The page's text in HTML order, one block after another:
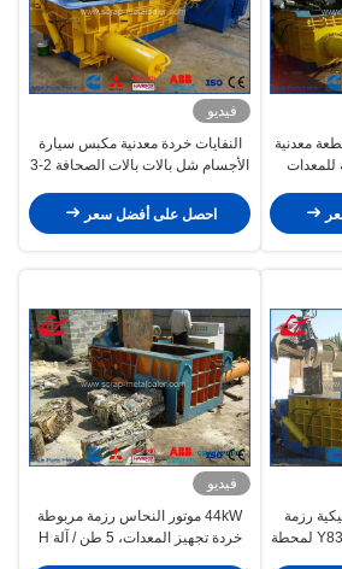
معدنية
للمعدات
فيديو
النفايات خردة معدنية مكبس سيارة
الأجسام شل بالات بالات الصحافة 2-3
احصل على أفضل سعر
رزمة
الخردة المطحنة Y83-250UA لمحطة
فيديو
44kW موتور النحاس رزمة مربوطة
خردة تجهيز المعدات، 5 طن / آلة H